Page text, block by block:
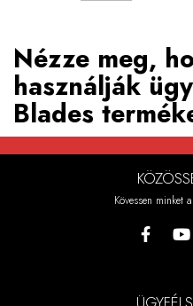
Nézze meg,
használják
Blades
Kövessen minket